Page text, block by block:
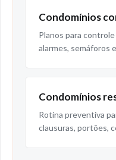
Condomínios
Planos para
alarmes, semáforos
Condomínios
Rotina preventiva
clausuras, portões,